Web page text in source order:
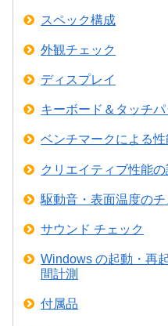
スペック構成
外観チェック
ディスプレイ
キーボード＆タッチパ
ベンチマークによる性
クリエイティブ性能の
駆動音・表面温度のチ
サウンド チェック
Windows の起動・再
間計測
付属品